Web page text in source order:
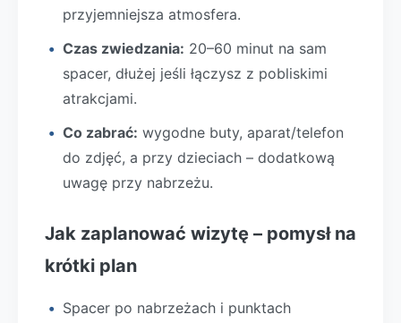
przyjemniejsza atmosfera.
Czas zwiedzania: 20–60 minut na sam
spacer, dłużej jeśli łączysz z pobliskimi
atrakcjami.
Co zabrać: wygodne buty, aparat/telefon
do zdjęć, a przy dzieciach – dodatkową
uwagę przy nabrzeżu.
Jak zaplanować wizytę – pomysł na
krótki plan
Spacer po nabrzeżach i punktach